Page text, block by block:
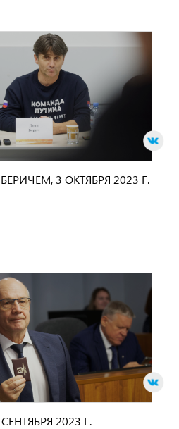
3 ОКТЯБРЯ 2023 Г.
2023 Г.